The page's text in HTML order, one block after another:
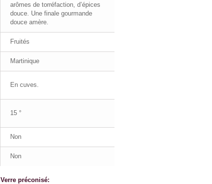
arômes de torréfaction, d’épices
douce. Une finale gourmande
douce amère.
Fruités
Martinique
En cuves.
15 °
Non
Non
Verre préconisé: